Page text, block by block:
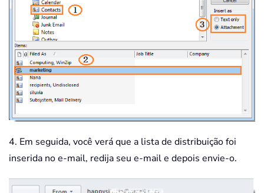
4. Em seguida, você verá que a lista de distribuição foi
inserida no e-mail, redija seu e-mail e depois envie-o.